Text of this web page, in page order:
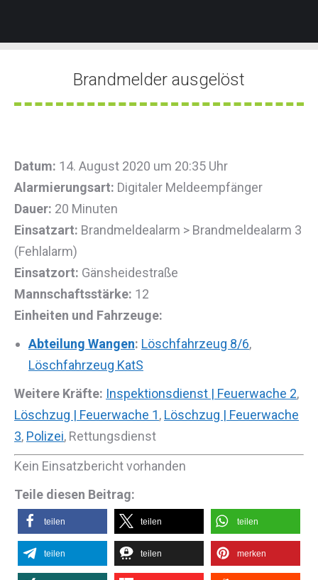
Brandmelder ausgelöst
Sie befinden sich hier:
Datum: 14. August 2020 um 20:35 Uhr
Alarmierungsart: Digitaler Meldeempfänger
Dauer: 20 Minuten
Einsatzart: Brandmeldealarm > Brandmeldealarm 3
(Fehlalarm)
Einsatzort: Gänsheidestraße
Mannschaftsstärke: 12
Einheiten und Fahrzeuge:
Abteilung Wangen: Löschfahrzeug 8/6,
Löschfahrzeug KatS
Weitere Kräfte: Inspektionsdienst | Feuerwache 2,
Löschzug | Feuerwache 1, Löschzug | Feuerwache
3, Polizei, Rettungsdienst
Kein Einsatzbericht vorhanden
Teile diesen Beitrag:
teilen teilen teilen
teilen teilen merken